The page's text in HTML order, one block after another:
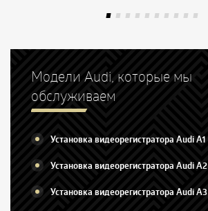
Модели Audi, которые мы
обслуживаем
Установка видеорегистратора Audi A1
Установка видеорегистратора Audi A2
Установка видеорегистратора Audi A3